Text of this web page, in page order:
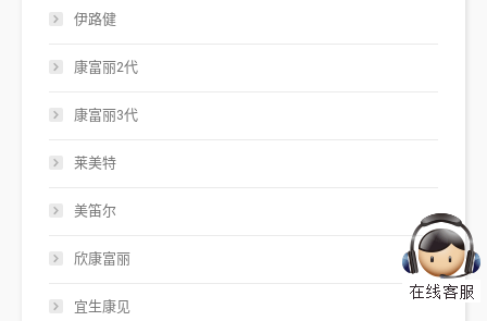
伊路健
康富丽2代
康富丽3代
莱美特
美笛尔
欣康富丽
宜生康见